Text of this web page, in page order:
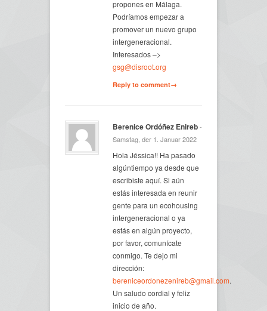
propones en Málaga.
Podríamos empezar a
promover un nuevo grupo
intergeneracional.
Interesados –>
gsg@disroot.org
Reply to comment→
Berenice Ordóñez Enireb-
Samstag, der 1. Januar 2022
Hola Jéssica!! Ha pasado
algúntiempo ya desde que
escribiste aquí. Si aún
estás interesada en reunir
gente para un ecohousing
intergeneracional o ya
estás en algún proyecto,
por favor, comunícate
conmigo. Te dejo mi
dirección:
bereniceordonezenireb@gmail.com.
Un saludo cordial y feliz
inicio de año.